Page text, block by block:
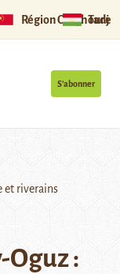
Région Ouïghoure
S’abonner
et riverains
Oguz :